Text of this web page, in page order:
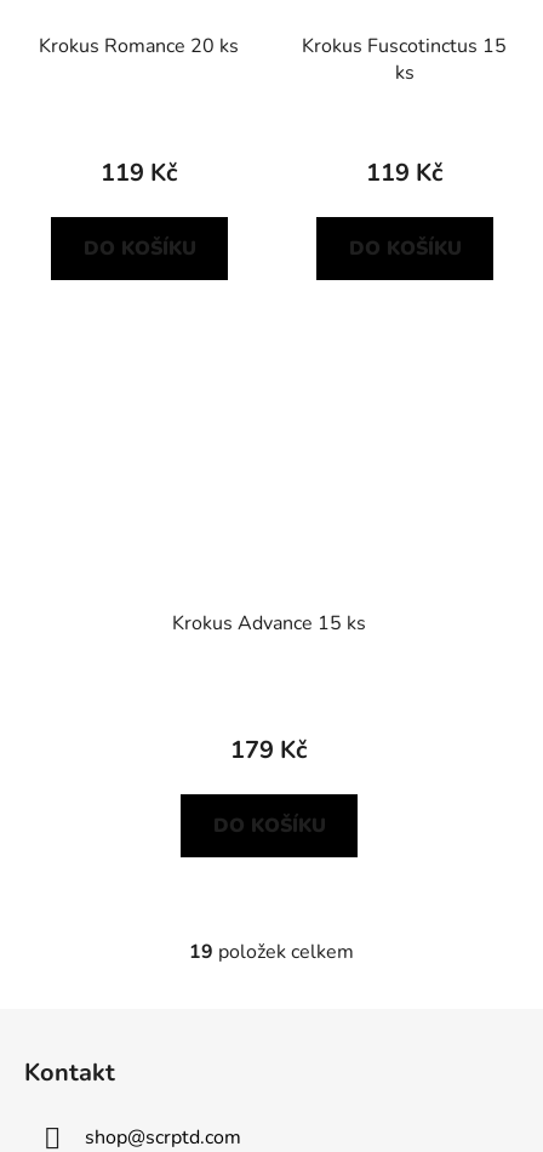
Krokus Romance 20 ks
119 Kč
DO KOŠÍKU
Krokus Fuscotinctus 15
ks
119 Kč
DO KOŠÍKU
Krokus Advance 15 ks
179 Kč
DO KOŠÍKU
O
19 položek celkem
Kontakt
shop@scrptd.com